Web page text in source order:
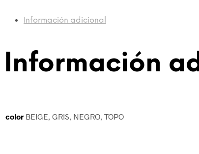
Información adicional
Información
color BEIGE, GRIS, NEGRO, TOPO